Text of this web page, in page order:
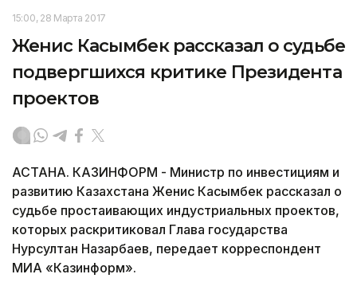
15:00, 28 Марта 2017
Женис Касымбек рассказал о судьбе
подвергшихся критике Президента
проектов
АСТАНА. КАЗИНФОРМ - Министр по инвестициям и
развитию Казахстана Женис Касымбек рассказал о
судьбе простаивающих индустриальных проектов,
которых раскритиковал Глава государства
Нурсултан Назарбаев, передает корреспондент
МИА «Казинформ».